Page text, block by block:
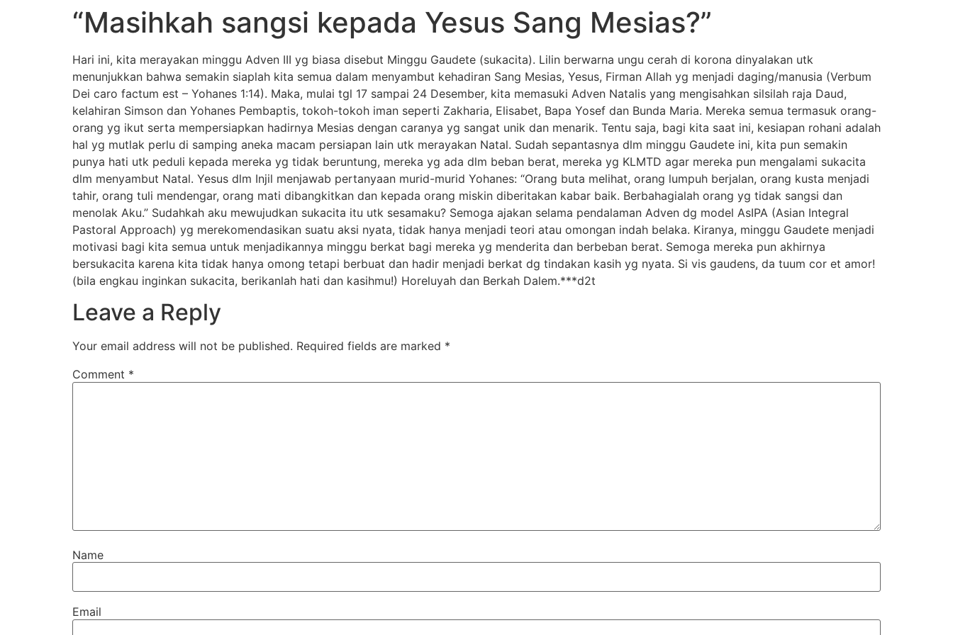
“Masihkah sangsi kepada Yesus Sang Mesias?”
Hari ini, kita merayakan minggu Adven III yg biasa disebut Minggu Gaudete (sukacita). Lilin berwarna ungu cerah di korona dinyalakan utk
menunjukkan bahwa semakin siaplah kita semua dalam menyambut kehadiran Sang Mesias, Yesus, Firman Allah yg menjadi daging/manusia (Verbum
Dei caro factum est – Yohanes 1:14). Maka, mulai tgl 17 sampai 24 Desember, kita memasuki Adven Natalis yang mengisahkan silsilah raja Daud,
kelahiran Simson dan Yohanes Pembaptis, tokoh-tokoh iman seperti Zakharia, Elisabet, Bapa Yosef dan Bunda Maria. Mereka semua termasuk orang-
orang yg ikut serta mempersiapkan hadirnya Mesias dengan caranya yg sangat unik dan menarik. Tentu saja, bagi kita saat ini, kesiapan rohani adalah
hal yg mutlak perlu di samping aneka macam persiapan lain utk merayakan Natal. Sudah sepantasnya dlm minggu Gaudete ini, kita pun semakin
punya hati utk peduli kepada mereka yg tidak beruntung, mereka yg ada dlm beban berat, mereka yg KLMTD agar mereka pun mengalami sukacita
dlm menyambut Natal. Yesus dlm Injil menjawab pertanyaan murid-murid Yohanes: “Orang buta melihat, orang lumpuh berjalan, orang kusta menjadi
tahir, orang tuli mendengar, orang mati dibangkitkan dan kepada orang miskin diberitakan kabar baik. Berbahagialah orang yg tidak sangsi dan
menolak Aku.” Sudahkah aku mewujudkan sukacita itu utk sesamaku? Semoga ajakan selama pendalaman Adven dg model AsIPA (Asian Integral
Pastoral Approach) yg merekomendasikan suatu aksi nyata, tidak hanya menjadi teori atau omongan indah belaka. Kiranya, minggu Gaudete menjadi
motivasi bagi kita semua untuk menjadikannya minggu berkat bagi mereka yg menderita dan berbeban berat. Semoga mereka pun akhirnya
bersukacita karena kita tidak hanya omong tetapi berbuat dan hadir menjadi berkat dg tindakan kasih yg nyata. Si vis gaudens, da tuum cor et amor!
(bila engkau inginkan sukacita, berikanlah hati dan kasihmu!) Horeluyah dan Berkah Dalem.***d2t
Leave a Reply
Your email address will not be published. Required fields are marked *
Comment *
Name
Email